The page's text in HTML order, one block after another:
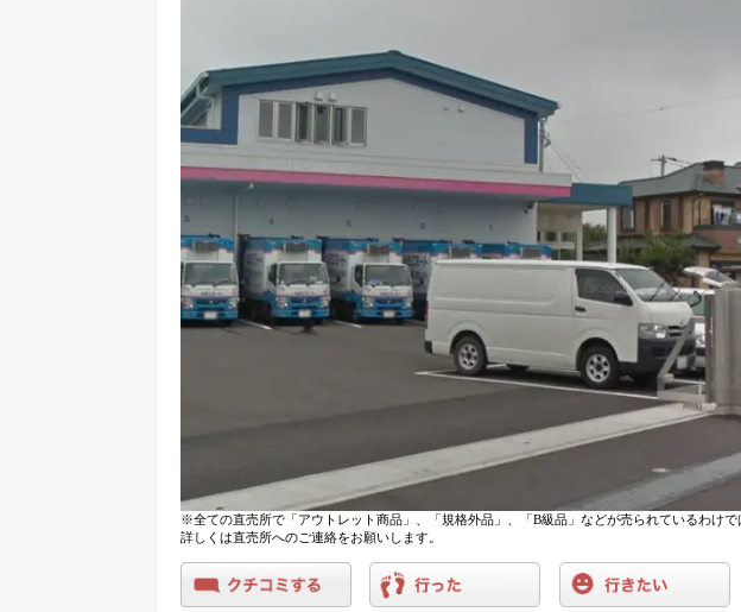
※全ての直売所で「アウトレット商品」、「規格外品」、「B級品」などが売られているわけで
詳しくは直売所へのご連絡をお願いします。